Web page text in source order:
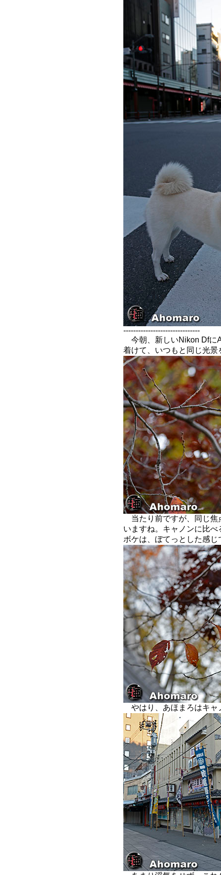
-------------------------------
今朝、新しいNikon Dfに
着けて、いつもと同じ光景
当たり前ですが、同じ焦
いますね。キャノンに比
ボケは、ぼてっとした感じ
やはり、あほまろはキャ